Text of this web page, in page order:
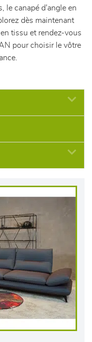
le canapé d'angle en
dès maintenant
tissu et rendez-vous
pour choisir le vôtre